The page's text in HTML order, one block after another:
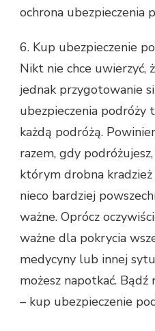
ochrona ubezpieczenia
6. Kup ubezpieczenie
Nikt nie chce uwierzyć,
jednak przygotowanie
ubezpieczenia podróży
każdą podróżą.
razem, gdy
którym drobna
nieco bardziej
ważne. Oprócz
ważne dla pokrycia
medycyny lub innej
możesz napotkać.
– kup ubezpieczenie